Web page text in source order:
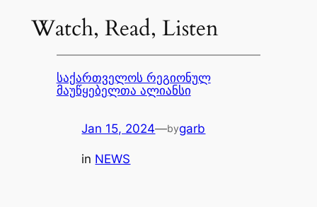
Watch, Read, Listen
საქართველოს რეგიონულ
მაუწყებელთა ალიანსი
Jan 15, 2024—bygarb
in NEWS